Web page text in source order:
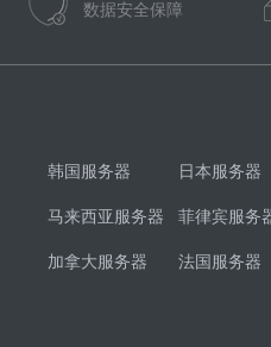
数据安全保障
韩国服务器 日本服务器
马来西亚服务器 菲律宾服务
加拿大服务器 法国服务器